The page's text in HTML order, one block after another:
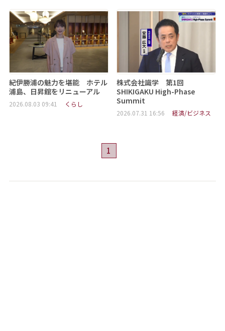
紀伊勝浦の魅力を堪能 ホテル
浦島、日昇館をリニューアル
2026.08.03 09:41 くらし
株式会社識学 第1回
SHIKIGAKU High-Phase
Summit
2026.07.31 16:56 経済/ビジネス
1